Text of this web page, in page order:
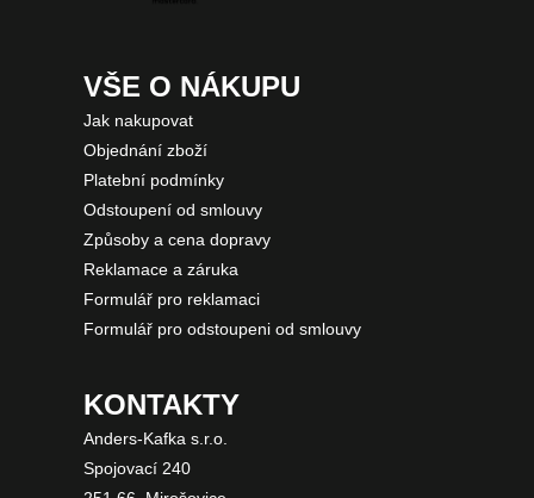
VŠE O NÁKUPU
Jak nakupovat
Objednání zboží
Platební podmínky
Odstoupení od smlouvy
Způsoby a cena dopravy
Reklamace a záruka
Formulář pro reklamaci
Formulář pro odstoupeni od smlouvy
KONTAKTY
Anders-Kafka s.r.o.
Spojovací 240